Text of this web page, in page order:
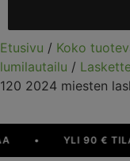
Etusivu / Koko
lumilautailu /
120 2024 miesten
YLI 90 €